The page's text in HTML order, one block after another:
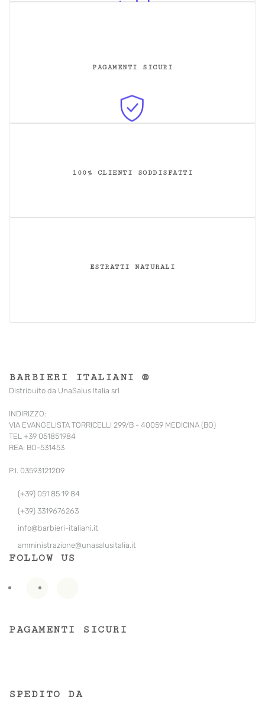
PAGAMENTI SICURI
100% CLIENTI SODDISFATTI
ESTRATTI NATURALI
BARBIERI ITALIANI ®
Distribuito da UnaSalus Italia srl
INDIRIZZO:
VIA EVANGELISTA TORRICELLI 299/B - 40059 MEDICINA (BO)
TEL +39 051851984
REA: BO-531453
P.I. 03593121209
(+39) 051 85 19 84
(+39) 3319676263
info@barbieri-italiani.it
amministrazione@unasalusitalia.it
FOLLOW US
PAGAMENTI SICURI
SPEDITO DA